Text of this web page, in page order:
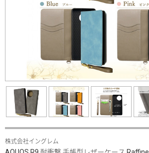
株式会社イングレム